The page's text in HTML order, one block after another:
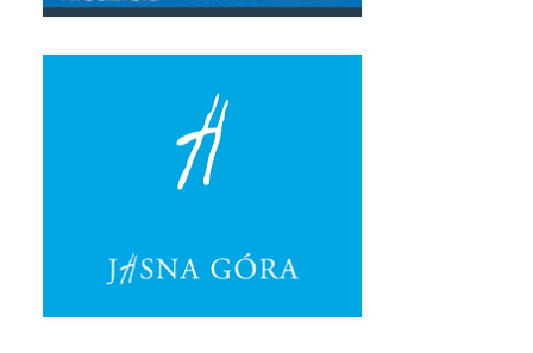
GODZINA ŚWIĘTA W ŚWIĘTO
Galerie 2019
Pasterka 2019
Posługa Siostry Elekty